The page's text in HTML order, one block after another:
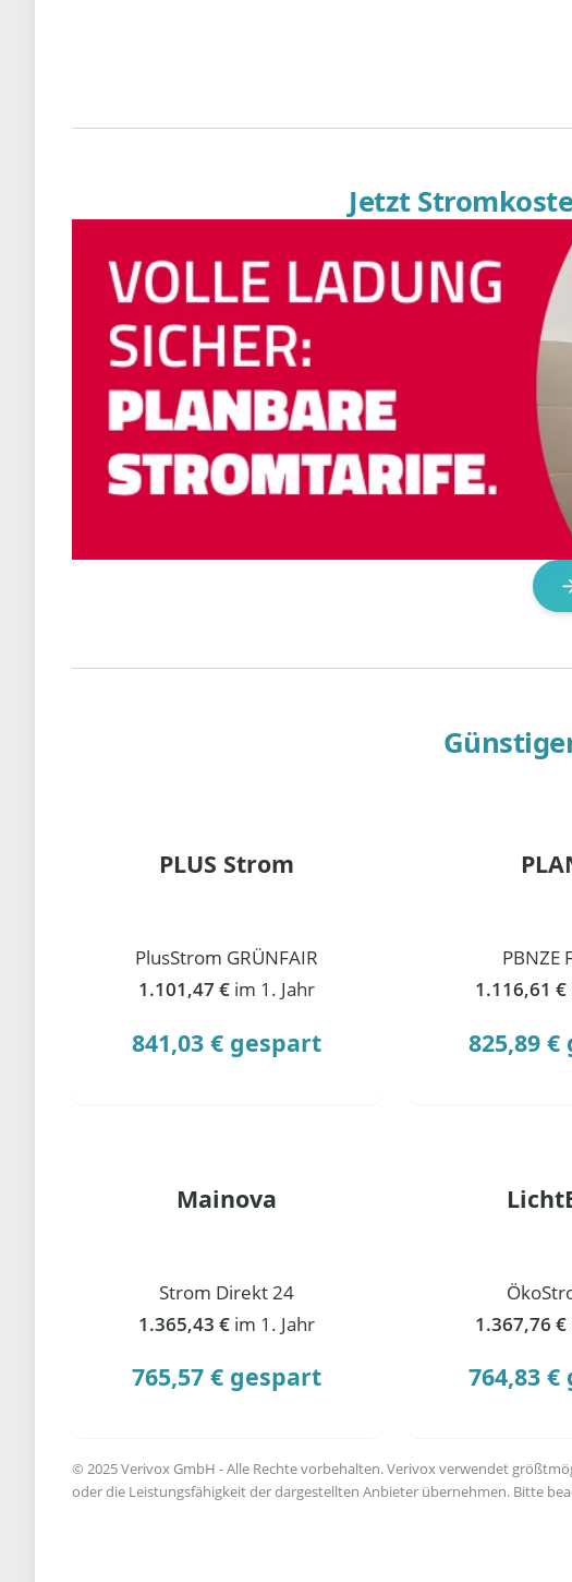
Jetzt
PLUS Strom
PlusStrom GRÜNFAIR
1.101,47 € im 1. Jahr
841,03 € gespart
PBNZE
1.116,61 €
825,89
Mainova
Strom Direkt 24
1.365,43 € im 1. Jahr
765,57 € gespart
1.367,76 €
764,83
© 2025 Verivox GmbH - Alle Rechte vorbehalten. Verivox verwendet
oder die Leistungsfähigkeit der dargestellten Anbieter übernehmen. Bitte